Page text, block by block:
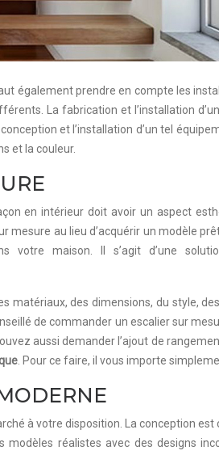
également prendre en compte les
La fabrication et l’installation d’un
et l’installation d’un tel
et la couleur.
en intérieur doit avoir un aspect
au lieu d’acquérir un modèle
maison. Il s’agit d’une
matériaux, des dimensions, du style,
de commander un escalier sur
aussi demander l’ajout de
. Pour ce faire, il vous importe
à votre disposition. La conception
réalistes avec des designs